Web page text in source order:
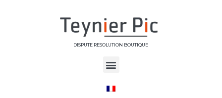
DISPUTE RESOLUTION BOUTIQUE